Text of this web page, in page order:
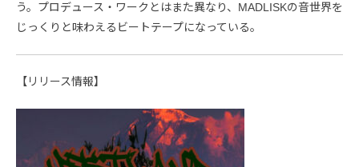
う。プロデュース・ワークとはまた異なり、MADLISKの音世界を
じっくりと味わえるビートテープになっている。
【リリース情報】